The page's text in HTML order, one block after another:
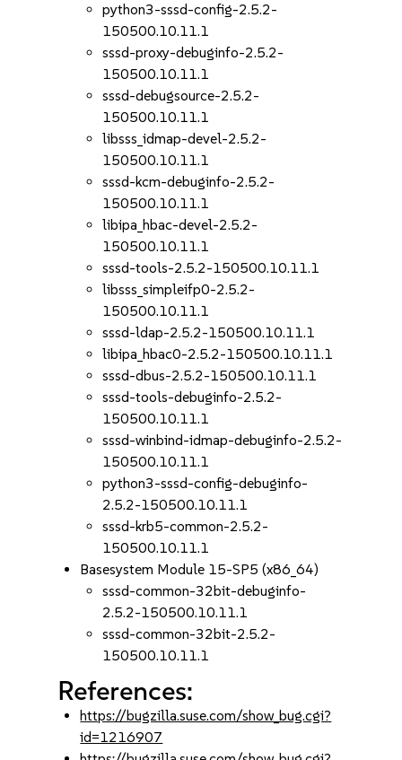
python3-sssd-config-2.5.2-
150500.10.11.1
sssd-proxy-debuginfo-2.5.2-
150500.10.11.1
sssd-debugsource-2.5.2-
150500.10.11.1
libsss_idmap-devel-2.5.2-
150500.10.11.1
sssd-kcm-debuginfo-2.5.2-
150500.10.11.1
libipa_hbac-devel-2.5.2-
150500.10.11.1
sssd-tools-2.5.2-150500.10.11.1
libsss_simpleifp0-2.5.2-
150500.10.11.1
sssd-ldap-2.5.2-150500.10.11.1
libipa_hbac0-2.5.2-150500.10.11.1
sssd-dbus-2.5.2-150500.10.11.1
sssd-tools-debuginfo-2.5.2-
150500.10.11.1
sssd-winbind-idmap-debuginfo-2.5.2-
150500.10.11.1
python3-sssd-config-debuginfo-
2.5.2-150500.10.11.1
sssd-krb5-common-2.5.2-
150500.10.11.1
Basesystem Module 15-SP5 (x86_64)
sssd-common-32bit-debuginfo-
2.5.2-150500.10.11.1
sssd-common-32bit-2.5.2-
150500.10.11.1
References:
https://bugzilla.suse.com/show_bug.cgi?
id=1216907